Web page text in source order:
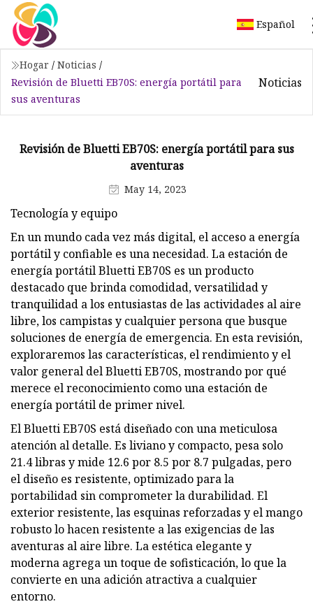
Español
Hogar / Noticias /
Revisión de Bluetti EB70S: energía portátil para
sus aventuras
Noticias
Revisión de Bluetti EB70S: energía portátil para sus
aventuras
May 14, 2023
Tecnología y equipo
En un mundo cada vez más digital, el acceso a energía
portátil y confiable es una necesidad. La estación de
energía portátil Bluetti EB70S es un producto
destacado que brinda comodidad, versatilidad y
tranquilidad a los entusiastas de las actividades al aire
libre, los campistas y cualquier persona que busque
soluciones de energía de emergencia. En esta revisión,
exploraremos las características, el rendimiento y el
valor general del Bluetti EB70S, mostrando por qué
merece el reconocimiento como una estación de
energía portátil de primer nivel.
El Bluetti EB70S está diseñado con una meticulosa
atención al detalle. Es liviano y compacto, pesa solo
21.4 libras y mide 12.6 por 8.5 por 8.7 pulgadas, pero
el diseño es resistente, optimizado para la
portabilidad sin comprometer la durabilidad. El
exterior resistente, las esquinas reforzadas y el mango
robusto lo hacen resistente a las exigencias de las
aventuras al aire libre. La estética elegante y
moderna agrega un toque de sofisticación, lo que la
convierte en una adición atractiva a cualquier
entorno.